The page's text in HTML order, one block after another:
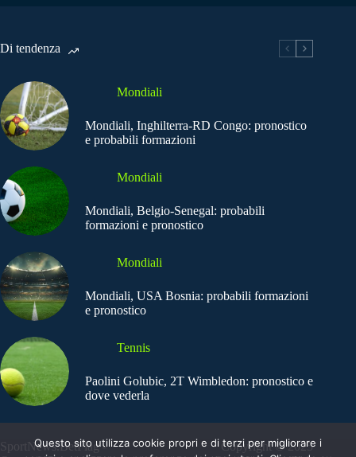
Di tendenza
Mondiali
Mondiali, Inghilterra-RD Congo: pronostico
e probabili formazioni
Mondiali
Mondiali, Belgio-Senegal: probabili
formazioni e pronostico
Mondiali
Mondiali, USA Bosnia: probabili formazioni
e pronostico
Tennis
Paolini Golubic, 2T Wimbledon: pronostico e
dove vederla
SportNews.BetFlag -
Copyright © 2025
Questo sito utilizza cookie propri e di terzi per migliorare i